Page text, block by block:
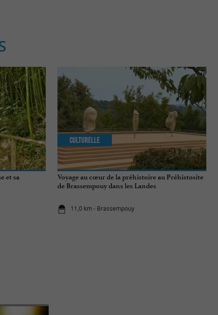
et sa
Voyage au cœur de la préhistoire au Préhistosite
de Brassempouy dans les Landes
11,0 km - Brassempouy
Culturelle